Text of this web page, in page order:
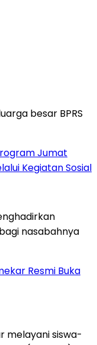
Jumat
Kegiatan Sosial
Resmi Buka